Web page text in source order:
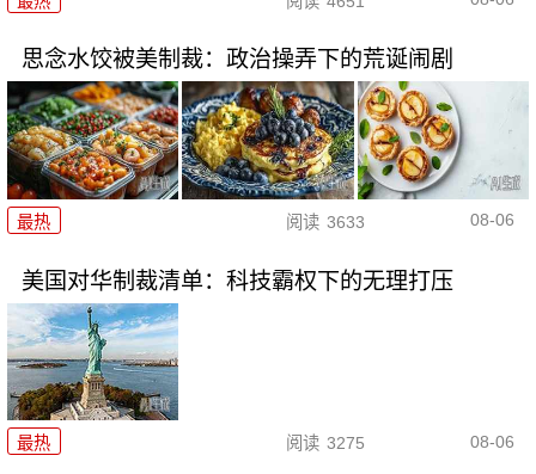
思念水饺被美制裁：政治操弄下的荒诞闹剧
最热 阅读 3633 08-06
美国对华制裁清单：科技霸权下的无理打压
最热 阅读 3275 08-06